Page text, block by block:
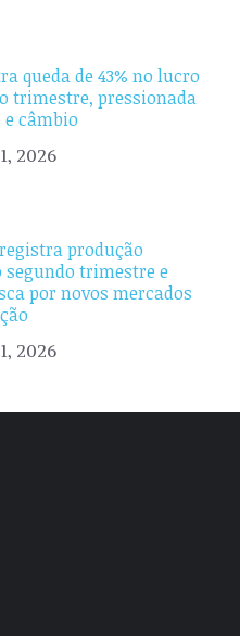
queda de 43% no lucro
trimestre, pressionada
câmbio
2026
produção
segundo trimestre e
por novos mercados
2026